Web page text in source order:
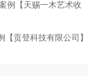
例【天赐一木艺术收
贡登科技有限公司】